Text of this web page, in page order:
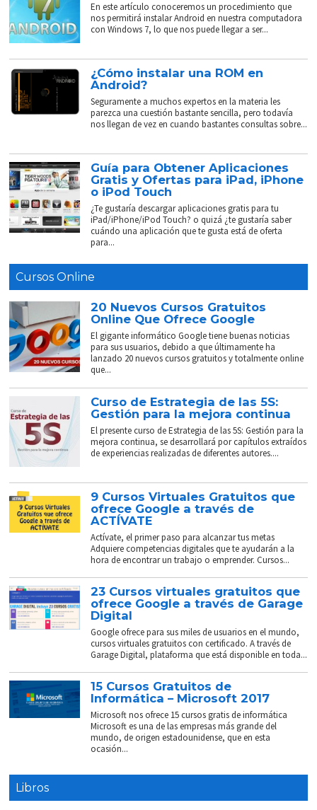
En este artículo conoceremos un procedimiento que
nos permitirá instalar Android en nuestra computadora
con Windows 7, lo que nos puede llegar a ser...
¿Cómo instalar una ROM en
Android?
Seguramente a muchos expertos en la materia les
parezca una cuestión bastante sencilla, pero todavía
nos llegan de vez en cuando bastantes consultas sobre...
Guía para Obtener Aplicaciones
Gratis y Ofertas para iPad, iPhone
o iPod Touch
¿Te gustaría descargar aplicaciones gratis para tu
iPad/iPhone/iPod Touch? o quizá ¿te gustaría saber
cuándo una aplicación que te gusta está de oferta
para...
Cursos Online
20 Nuevos Cursos Gratuitos
Online Que Ofrece Google
El gigante informático Google tiene buenas noticias
para sus usuarios, debido a que últimamente ha
lanzado 20 nuevos cursos gratuitos y totalmente online
que...
Curso de Estrategia de las 5S:
Gestión para la mejora continua
El presente curso de Estrategia de las 5S: Gestión para la
mejora continua, se desarrollará por capítulos extraídos
de experiencias realizadas de diferentes autores....
9 Cursos Virtuales Gratuitos que
ofrece Google a través de
ACTÍVATE
Actívate, el primer paso para alcanzar tus metas
Adquiere competencias digitales que te ayudarán a la
hora de encontrar un trabajo o emprender. Cursos...
23 Cursos virtuales gratuitos que
ofrece Google a través de Garage
Digital
Google ofrece para sus miles de usuarios en el mundo,
cursos virtuales gratuitos con certificado. A través de
Garage Digital, plataforma que está disponible en toda...
15 Cursos Gratuitos de
Informática – Microsoft 2017
Microsoft nos ofrece 15 cursos gratis de informática
Microsoft es una de las empresas más grande del
mundo, de origen estadounidense, que en esta
ocasión...
Libros